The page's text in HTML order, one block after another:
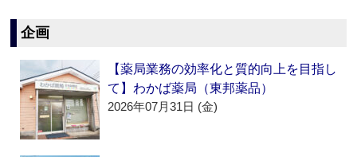
企画
【薬局業務の効率化と質的向上を目指し
て】わかば薬局（東邦薬品）
2026年07月31日 (金)